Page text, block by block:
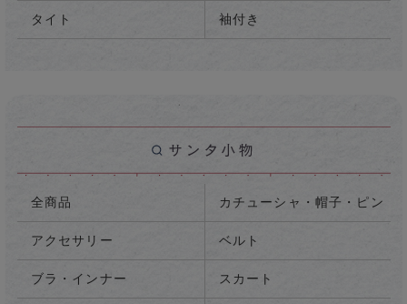
タイト 袖付き
全商品 カチューシャ・帽子・ピン
アクセサリー ベルト
ブラ・インナー スカート